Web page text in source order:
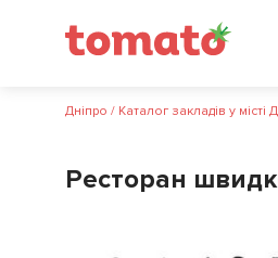
Дніпро / Каталог закладів у місті
Ресторан